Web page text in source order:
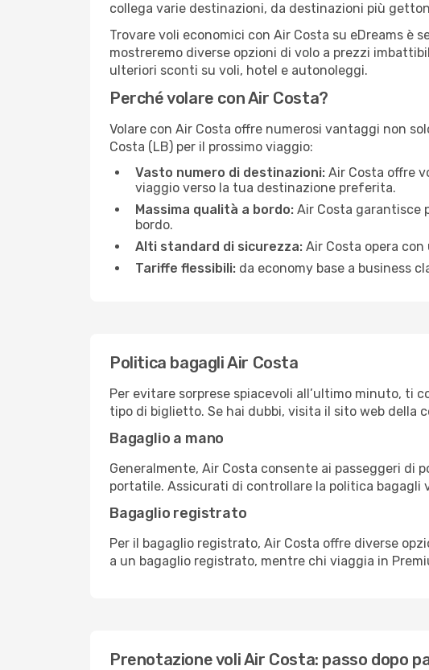
collega varie destinazioni, da destinazioni più
Trovare voli economici con Air Costa su eDreams è
mostreremo diverse opzioni di volo a prezzi
ulteriori sconti su voli, hotel e autonoleggi.
Perché volare con Air Costa?
Volare con Air Costa offre numerosi vantaggi non
Costa (LB) per il prossimo viaggio:
Vasto numero di destinazioni: Air Costa offre
viaggio verso la tua destinazione preferita.
Massima qualità a bordo: Air Costa garantisce
bordo.
Alti standard di sicurezza: Air Costa opera
Tariffe flessibili: da economy base a business
Politica bagagli Air Costa
Per evitare sorprese spiacevoli all’ultimo minuto, ti
tipo di biglietto. Se hai dubbi, visita il sito web
Bagaglio a mano
Generalmente, Air Costa consente ai passeggeri di
portatile. Assicurati di controllare la politica
Bagaglio registrato
Per il bagaglio registrato, Air Costa offre diverse
a un bagaglio registrato, mentre chi viaggia in
Prenotazione voli Air Costa: passo dopo